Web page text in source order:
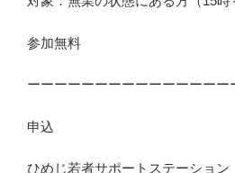
参加無料
ーーーーーーーーーーーーーーー
申込
ひめじ若者サポートステーション